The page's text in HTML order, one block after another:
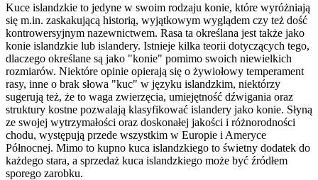
Kuce islandzkie to jedyne w swoim rodzaju konie, które wyróżniają
się m.in. zaskakującą historią, wyjątkowym wyglądem czy też dość
kontrowersyjnym nazewnictwem. Rasa ta określana jest także jako
konie islandzkie lub islandery. Istnieje kilka teorii dotyczących tego,
dlaczego określane są jako "konie" pomimo swoich niewielkich
rozmiarów. Niektóre opinie opierają się o żywiołowy temperament
rasy, inne o brak słowa "kuc" w języku islandzkim, niektórzy
sugerują też, że to waga zwierzęcia, umiejętność dźwigania oraz
struktury kostne pozwalają klasyfikować islandery jako konie. Słyną
ze swojej wytrzymałości oraz doskonałej jakości i różnorodności
chodu, występują przede wszystkim w Europie i Ameryce
Północnej. Mimo to kupno kuca islandzkiego to świetny dodatek do
każdego stara, a sprzedaż kuca islandzkiego może być źródłem
sporego zarobku.